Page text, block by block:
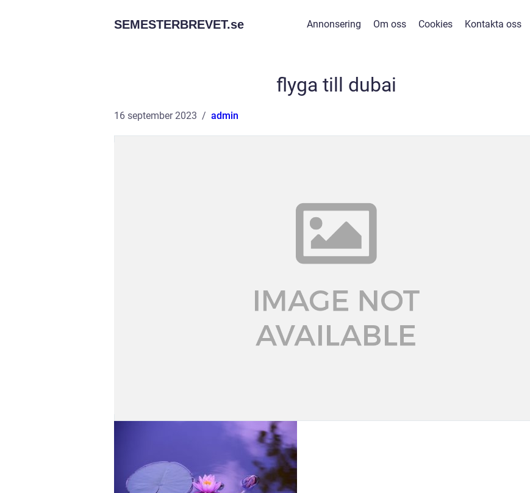
SEMESTERBREVET.se Annonsering Om oss Cookies Kontakta oss
flyga till dubai
16 september 2023 admin